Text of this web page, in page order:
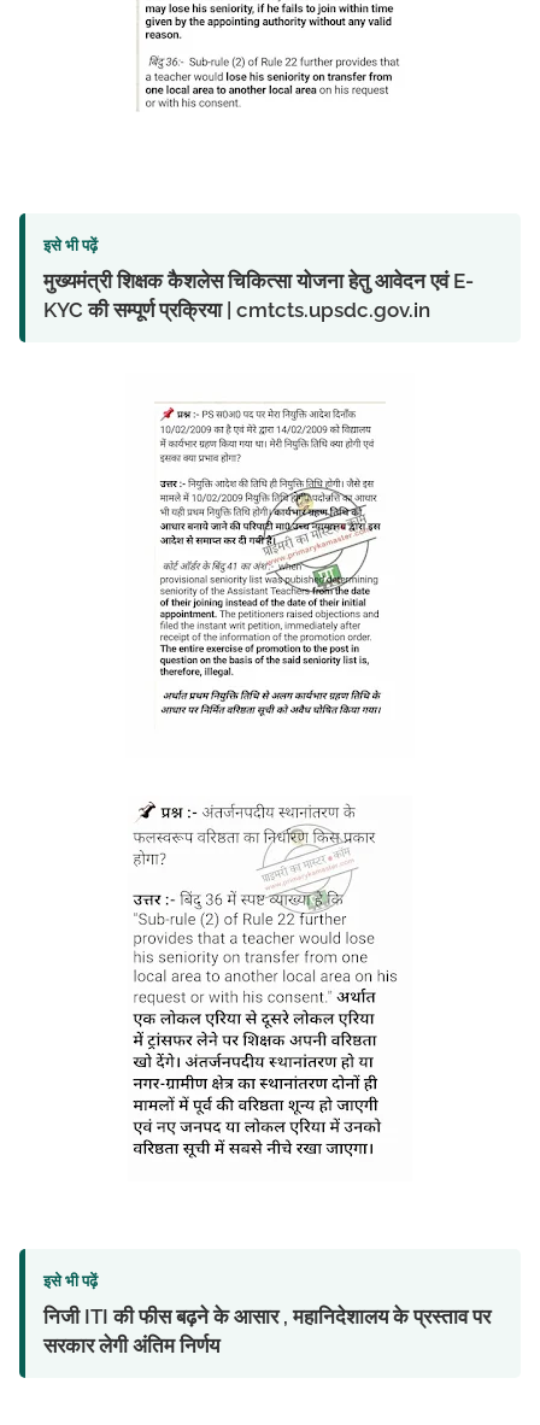
इसे भी पढ़ें
मुख्यमंत्री शिक्षक कैशलेस चिकित्सा योजना हेतु आवेदन एवं E-
KYC की सम्पूर्ण प्रक्रिया | cmtcts.upsdc.gov.in
इसे भी पढ़ें
निजी ITI की फीस बढ़ने के आसार , महानिदेशालय के प्रस्ताव पर
सरकार लेगी अंतिम निर्णय